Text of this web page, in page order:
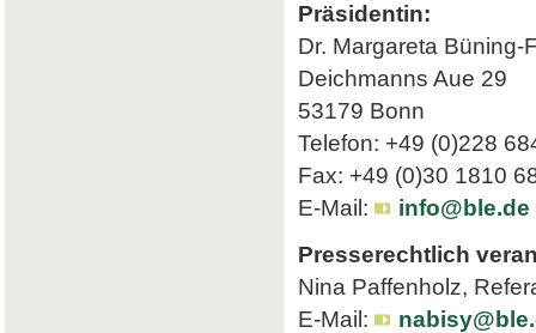
Präsidentin:
Dr. Margareta Büning-
Deichmanns Aue 29
53179 Bonn
Telefon: +49 (0)228
Fax: +49 (0)30 1810
E-Mail:
info@ble.de
Presserechtlich
Nina Paffenholz,
E-Mail: